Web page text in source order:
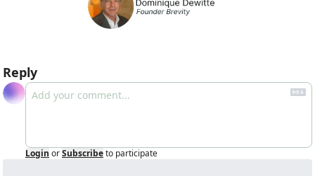
Reply
Login orSubscribeto participate